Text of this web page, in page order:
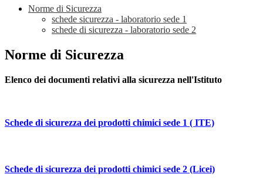
Norme di Sicurezza
schede sicurezza - laboratorio sede 1
schede di sicurezza - laboratorio sede 2
Norme di Sicurezza
Elenco dei documenti relativi alla sicurezza nell'Istituto
Schede di sicurezza dei prodotti chimici sede 1 ( ITE)
Schede di sicurezza dei prodotti chimici sede 2 (Licei)